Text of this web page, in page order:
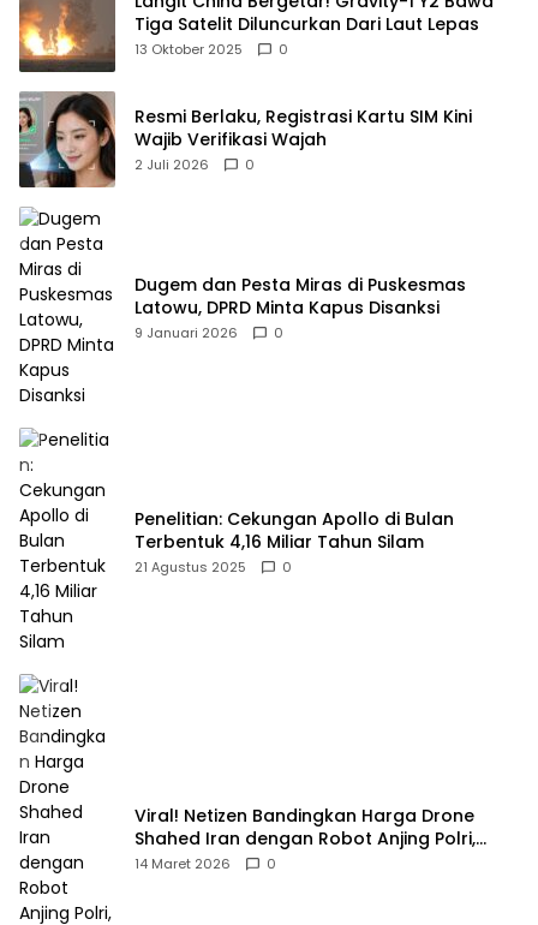
Tiga Satelit Diluncurkan Dari Laut Lepas
13 Oktober 2025 0
Resmi Berlaku, Registrasi Kartu SIM Kini
Wajib Verifikasi Wajah
2 Juli 2026 0
Dugem dan Pesta Miras di Puskesmas
Latowu, DPRD Minta Kapus Disanksi
9 Januari 2026 0
Penelitian: Cekungan Apollo di Bulan
Terbentuk 4,16 Miliar Tahun Silam
21 Agustus 2025 0
Viral! Netizen Bandingkan Harga Drone
Shahed Iran dengan Robot Anjing Polri,
Selisihnya Capai 5 Kali Lipat
14 Maret 2026 0